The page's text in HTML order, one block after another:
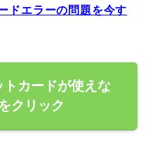
ドエラーの問題を今す
トカードが使えな
クリック